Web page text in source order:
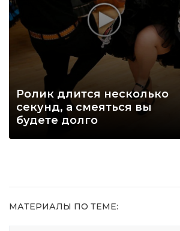
Ролик длится несколько
секунд, а смеяться вы
будете долго
МАТЕРИАЛЫ ПО ТЕМЕ: